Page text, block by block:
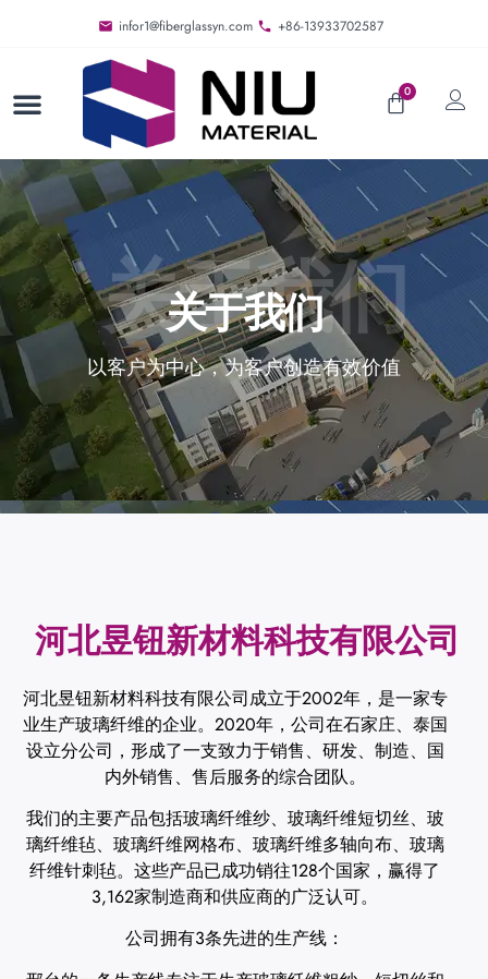
infor1@fiberglassyn.com +86-13933702587
0
关于我们
关于我们
以客户为中心，为客户创造有效价值
河北昱钮新材料科技有限公司
河北昱钮新材料科技有限公司成立于2002年，是一家专
业生产玻璃纤维的企业。2020年，公司在石家庄、泰国
设立分公司，形成了一支致力于销售、研发、制造、国
内外销售、售后服务的综合团队。
我们的主要产品包括玻璃纤维纱、玻璃纤维短切丝、玻
璃纤维毡、玻璃纤维网格布、玻璃纤维多轴向布、玻璃
纤维针刺毡。这些产品已成功销往128个国家，赢得了
3,162家制造商和供应商的广泛认可。
公司拥有3条先进的生产线：